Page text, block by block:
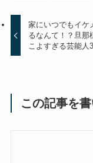
家にいつでもイケ
るなんて！？旦那
こよすぎる芸能人
この記事を